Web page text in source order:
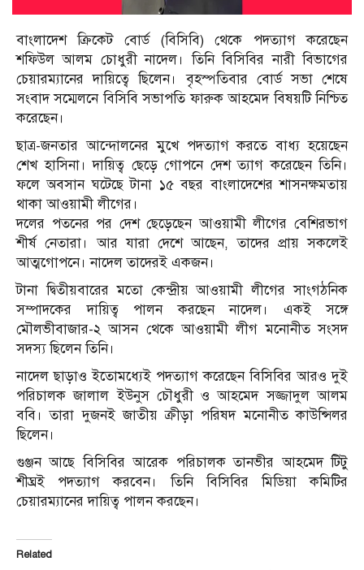
বাংলাদেশ ক্রিকেট বোর্ড (বিসিবি) থেকে পদত্যাগ করেছেন
শফিউল আলম চোধুরী নাদেল। তিনি বিসিবির নারী বিভাগের
চেয়ারম্যানের দায়িত্বে ছিলেন। বৃহস্পতিবার বোর্ড সভা শেষে
সংবাদ সম্মেলনে বিসিবি সভাপতি ফারুক আহমেদ বিষয়টি নিশ্চিত
করেছেন।
ছাত্র-জনতার আন্দোলনের মুখে পদত্যাগ করতে বাধ্য হয়েছেন
শেখ হাসিনা। দায়িত্ব ছেড়ে গোপনে দেশ ত্যাগ করেছেন তিনি।
ফলে অবসান ঘটেছে টানা ১৫ বছর বাংলাদেশের শাসনক্ষমতায়
থাকা আওয়ামী লীগের।
দলের পতনের পর দেশ ছেড়েছেন আওয়ামী লীগের বেশিরভাগ
শীর্ষ নেতারা। আর যারা দেশে আছেন, তাদের প্রায় সকলেই
আত্মগোপনে। নাদেল তাদেরই একজন।
টানা দ্বিতীয়বারের মতো কেন্দ্রীয় আওয়ামী লীগের সাংগঠনিক
সম্পাদকের দায়িত্ব পালন করছেন নাদেল। একই সঙ্গে
মৌলভীবাজার-২ আসন থেকে আওয়ামী লীগ মনোনীত সংসদ
সদস্য ছিলেন তিনি।
নাদেল ছাড়াও ইতোমধ্যেই পদত্যাগ করেছেন বিসিবির আরও দুই
পরিচালক জালাল ইউনুস চৌধুরী ও আহমেদ সজ্জাদুল আলম
ববি। তারা দুজনই জাতীয় ক্রীড়া পরিষদ মনোনীত কাউন্সিলর
ছিলেন।
গুঞ্জন আছে বিসিবির আরেক পরিচালক তানভীর আহমেদ টিটু
শীঘ্রই পদত্যাগ করবেন। তিনি বিসিবির মিডিয়া কমিটির
চেয়ারম্যানের দায়িত্ব পালন করছেন।
Related